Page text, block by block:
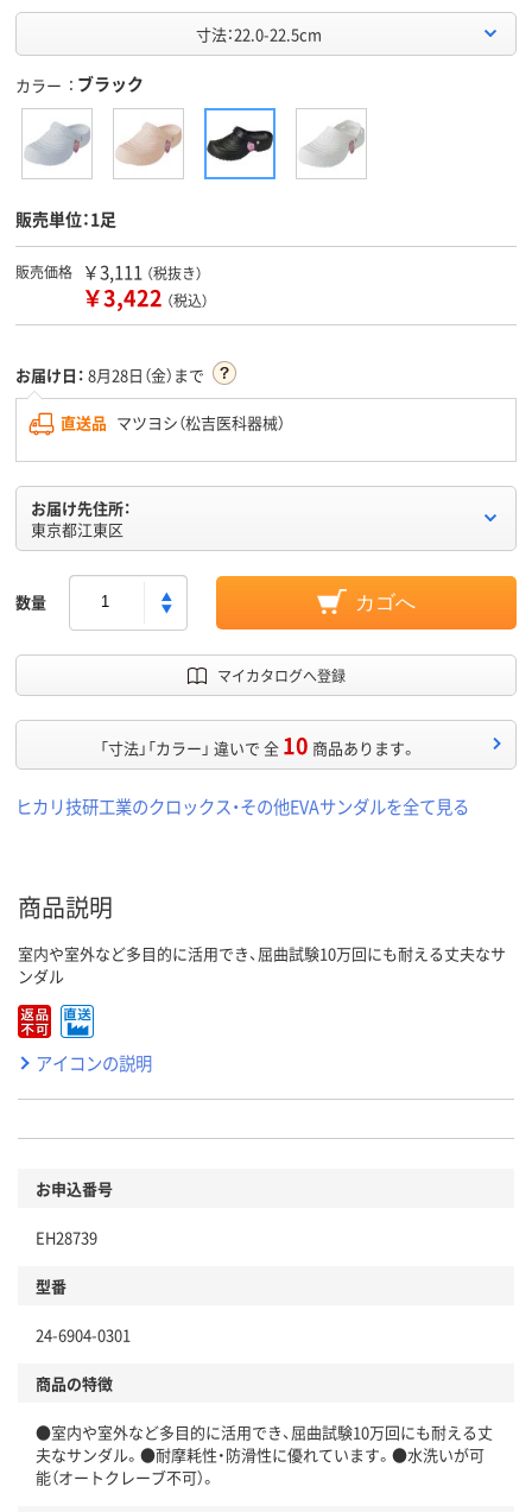
寸法：22.0-22.5cm
カラー ブラック
販売単位：1足
販売価格 ￥3,111 （税抜き）
￥3,422 （税込）
お届け日： 8月28日（金）まで
直送品 マツヨシ（松吉医科器械）
お届け先住所：
東京都江東区
数量 カゴへ
マイカタログへ登録
「寸法」「カラー」 違いで 全 10 商品あります。
ヒカリ技研工業のクロックス・その他EVAサンダルを全て見る
商品説明
室内や室外など多目的に活用でき、屈曲試験10万回にも耐える丈夫なサ
ンダル
アイコンの説明
お申込番号
EH28739
型番
24-6904-0301
商品の特徴
●室内や室外など多目的に活用でき、屈曲試験10万回にも耐える丈
夫なサンダル。●耐摩耗性・防滑性に優れています。●水洗いが可
能（オートクレーブ不可）。